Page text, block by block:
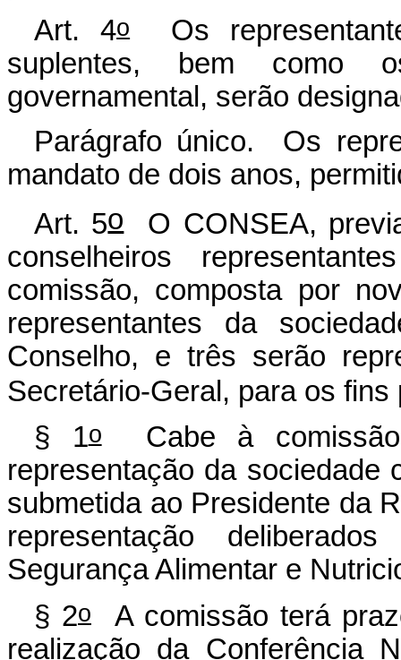
Art. 4oOs
suplentes, bem como
governamental, serão
Parágrafo único. Os
mandato de dois anos,
Art. 5oO CONSEA,
conselheiros
comissão, composta por
representantes da
Conselho, e três serão
Secretário-Geral, para os fins
§ 1oCabe à comissão
representação da
submetida ao Presidente da
representação
Segurança Alimentar e
§ 2o
A comissão terá
realização da Conferência